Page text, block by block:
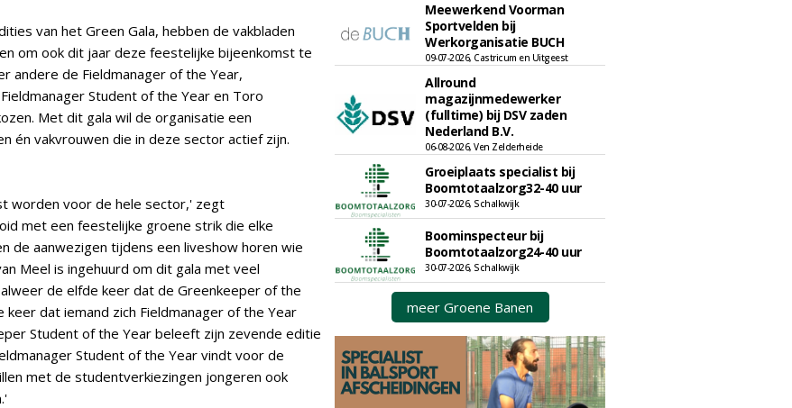
van het Green Gala, hebben de vakbladen
om ook dit jaar deze feestelijke bijeenkomst te
andere de Fieldmanager of the Year,
Student of the Year en Toro
Met dit gala wil de organisatie een
én vakvrouwen die in deze sector actief zijn.
worden voor de hele sector,' zegt
met een feestelijke groene strik die elke
de aanwezigen tijdens een liveshow horen wie
Meel is ingehuurd om dit gala met veel
de elfde keer dat de Greenkeeper of the
dat iemand zich Fieldmanager of the Year
Student of the Year beleeft zijn zevende editie
Student of the Year vindt voor de
met de studentverkiezingen jongeren ook
Meewerkend Voorman
Sportvelden bij
Werkorganisatie BUCH
09-07-2026, Castricum en Uitgeest
Allround
magazijnmedewerker
(fulltime) bij DSV zaden
Nederland B.V.
06-08-2026, Ven Zelderheide
Groeiplaats specialist bij
Boomtotaalzorg32-40 uur
30-07-2026, Schalkwijk
Boominspecteur bij
Boomtotaalzorg24-40 uur
30-07-2026, Schalkwijk
meer Groene Banen